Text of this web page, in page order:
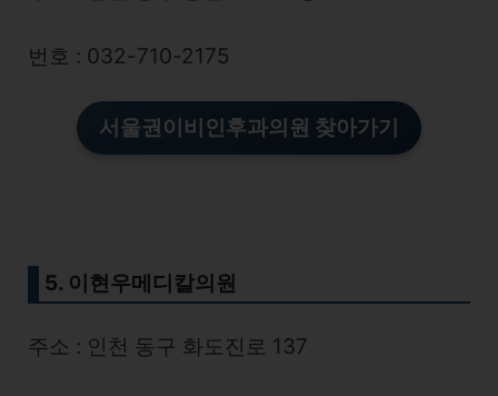
번호 : 032-710-2175
서울권이비인후과의원 찾아가기
5. 이현우메디칼의원
주소 : 인천 동구 화도진로 137